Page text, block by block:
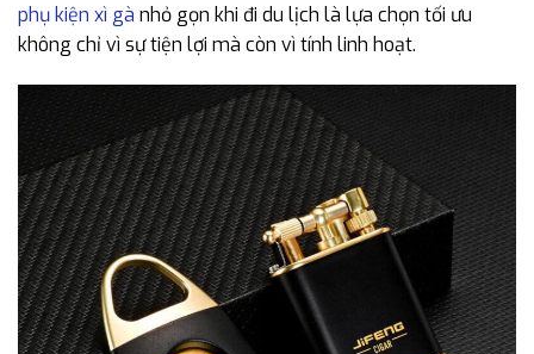
phụ kiện xì gà nhỏ gọn khi đi du lịch là lựa chọn tối ưu
không chỉ vì sự tiện lợi mà còn vì tính linh hoạt.